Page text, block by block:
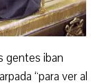
gentes iban
“para ver al